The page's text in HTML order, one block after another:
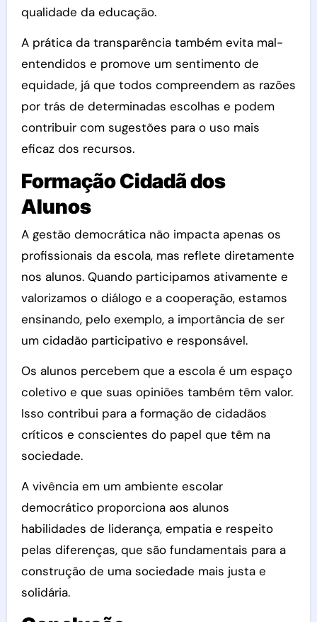
qualidade da educação.
A prática da transparência também evita mal-
entendidos e promove um sentimento de
equidade, já que todos compreendem as razões
por trás de determinadas escolhas e podem
contribuir com sugestões para o uso mais
eficaz dos recursos.
Formação Cidadã dos
Alunos
A gestão democrática não impacta apenas os
profissionais da escola, mas reflete diretamente
nos alunos. Quando participamos ativamente e
valorizamos o diálogo e a cooperação, estamos
ensinando, pelo exemplo, a importância de ser
um cidadão participativo e responsável.
Os alunos percebem que a escola é um espaço
coletivo e que suas opiniões também têm valor.
Isso contribui para a formação de cidadãos
críticos e conscientes do papel que têm na
sociedade.
A vivência em um ambiente escolar
democrático proporciona aos alunos
habilidades de liderança, empatia e respeito
pelas diferenças, que são fundamentais para a
construção de uma sociedade mais justa e
solidária.